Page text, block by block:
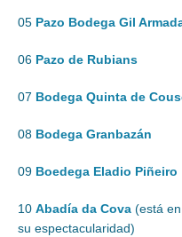
05 Pazo Bodega Gil
06 Pazo de Rubians
07 Bodega Quinta de
08 Bodega Granbazán
09 Boedega Eladio Piñeiro
10 Abadía da Cova (está
su espectacularidad)